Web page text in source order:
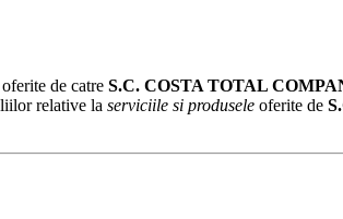
oferite de catre S.C. COSTA TOTAL
relative la serviciile si produsele oferite de